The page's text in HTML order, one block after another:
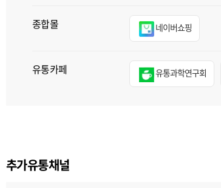
종합몰 네이버쇼핑
유통카페 유통과학연구회
추가유통채널